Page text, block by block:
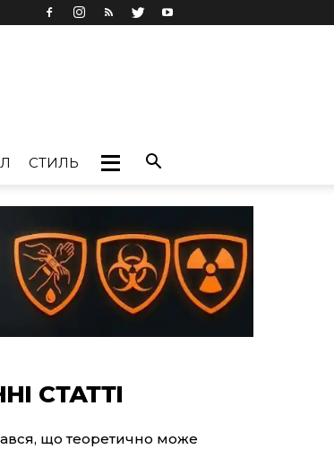
СТИЛЬ
СТАТТІ
що теоретично може